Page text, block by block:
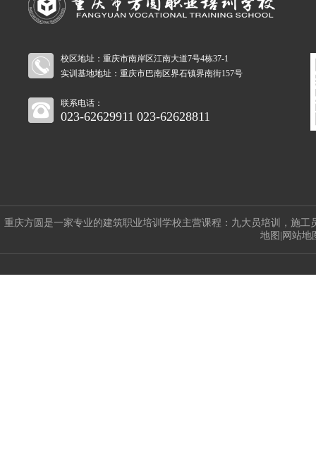
校区地址：重庆市南岸区江南大道7号4栋37-1
实训基地地址：重庆市巴南区界石镇界南街157号
联系电话：
023-62629911 023-62628811
重庆方圆是一家专业的建筑职业培训学校主营课程： 九大员培训 ， 施工
地图 | 网站地